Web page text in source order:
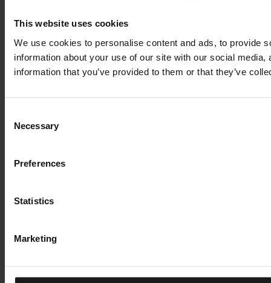
This website uses cookies
We use cookies to personalise content and ads, to provide
information about your use of our site with our social
information that you’ve provided to them or that they’ve
Selection
Necessary
Preferences
Statistics
Marketing